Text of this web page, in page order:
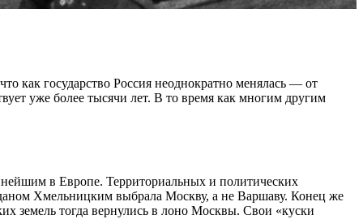
как государство Россия неоднократно менялась — от
уже более тысячи лет. В то время как многим другим
в Европе. Территориальных и политических
Хмельницким выбрала Москву, а не Варшаву. Конец же
земель тогда вернулись в лоно Москвы. Свои «куски